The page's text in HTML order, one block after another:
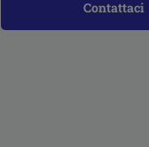
Contattaci